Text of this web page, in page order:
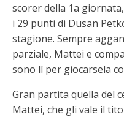
scorer della 1a
i 29 punti di Dusan
stagione. Sempre
parziale, Mattei e
sono lì per giocarsela
Gran partita quella del
Mattei, che gli vale il